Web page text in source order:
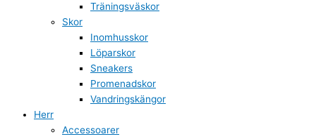
Träningsväskor
Skor
Inomhusskor
Löparskor
Sneakers
Promenadskor
Vandringskängor
Herr
Accessoarer